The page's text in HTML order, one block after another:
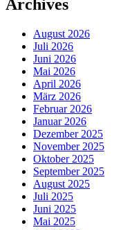
Archives
August 2026
Juli 2026
Juni 2026
Mai 2026
April 2026
März 2026
Februar 2026
Januar 2026
Dezember 2025
November 2025
Oktober 2025
September 2025
August 2025
Juli 2025
Juni 2025
Mai 2025